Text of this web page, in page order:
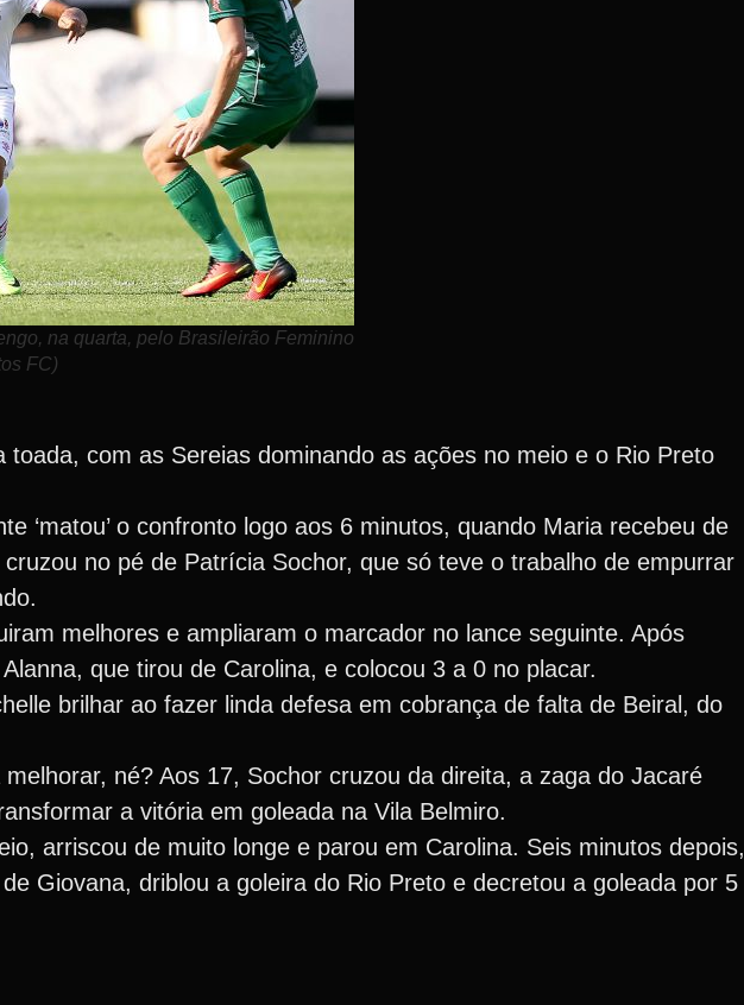
na quarta, pelo Brasileirão Feminino
FC)
com as Sereias dominando as ações no meio e o Rio Preto
‘matou’ o confronto logo aos 6 minutos, quando Maria recebeu de
no pé de Patrícia Sochor, que só teve o trabalho de empurrar
melhores e ampliaram o marcador no lance seguinte. Após
que tirou de Carolina, e colocou 3 a 0 no placar.
brilhar ao fazer linda defesa em cobrança de falta de Beiral, do
né? Aos 17, Sochor cruzou da direita, a zaga do Jacaré
a vitória em goleada na Vila Belmiro.
arriscou de muito longe e parou em Carolina. Seis minutos depois,
Giovana, driblou a goleira do Rio Preto e decretou a goleada por 5